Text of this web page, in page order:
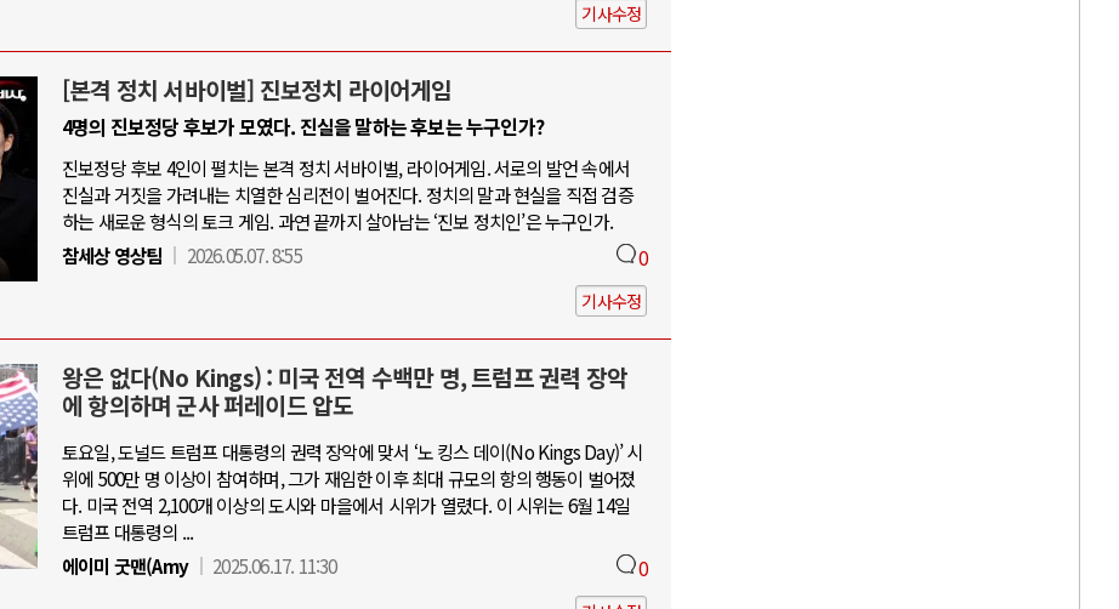
기사수정
[본격 정치 서바이벌] 진보정치 라이어게임
4명의 진보정당 후보가 모였다. 진실을 말하는 후보는 누구인가?
진보정당 후보 4인이 펼치는 본격 정치 서바이벌, 라이어게임. 서로의 발언 속에서
진실과 거짓을 가려내는 치열한 심리전이 벌어진다. 정치의 말과 현실을 직접 검증
하는 새로운 형식의 토크 게임. 과연 끝까지 살아남는 ‘진보 정치인’은 누구인가.
참세상 영상팀
2026.05.07. 8:55 0
기사수정
왕은 없다(No Kings) : 미국 전역 수백만 명, 트럼프 권력 장악
에 항의하며 군사 퍼레이드 압도
토요일, 도널드 트럼프 대통령의 권력 장악에 맞서 ‘노 킹스 데이(No Kings Day)’ 시
위에 500만 명 이상이 참여하며, 그가 재임한 이후 최대 규모의 항의 행동이 벌어졌
다. 미국 전역 2,100개 이상의 도시와 마을에서 시위가 열렸다. 이 시위는 6월 14일
트럼프 대통령의 ...
에이미 굿맨(Amy
2025.06.17. 11:30 0